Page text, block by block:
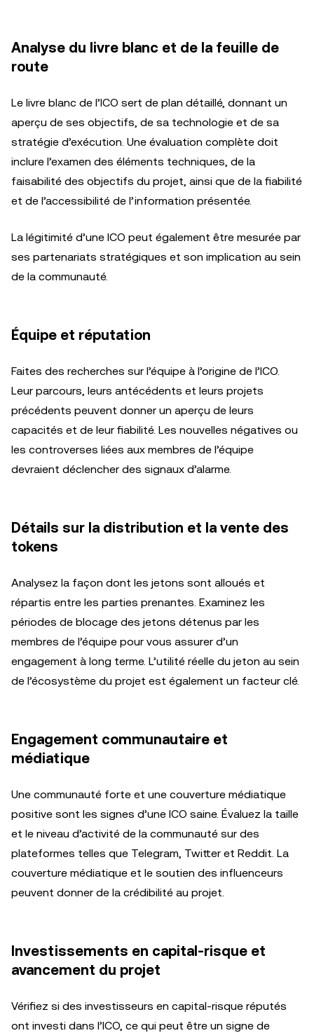
Analyse du livre blanc et de la feuille de
route
Le livre blanc de l’ICO sert de plan détaillé, donnant un
aperçu de ses objectifs, de sa technologie et de sa
stratégie d’exécution. Une évaluation complète doit
inclure l’examen des éléments techniques, de la
faisabilité des objectifs du projet, ainsi que de la fiabilité
et de l’accessibilité de l’information présentée.
La légitimité d’une ICO peut également être mesurée par
ses partenariats stratégiques et son implication au sein
de la communauté.
Équipe et réputation
Faites des recherches sur l’équipe à l’origine de l’ICO.
Leur parcours, leurs antécédents et leurs projets
précédents peuvent donner un aperçu de leurs
capacités et de leur fiabilité. Les nouvelles négatives ou
les controverses liées aux membres de l’équipe
devraient déclencher des signaux d’alarme.
Détails sur la distribution et la vente des
tokens
Analysez la façon dont les jetons sont alloués et
répartis entre les parties prenantes. Examinez les
périodes de blocage des jetons détenus par les
membres de l’équipe pour vous assurer d’un
engagement à long terme. L’utilité réelle du jeton au sein
de l’écosystème du projet est également un facteur clé.
Engagement communautaire et
médiatique
Une communauté forte et une couverture médiatique
positive sont les signes d’une ICO saine. Évaluez la taille
et le niveau d’activité de la communauté sur des
plateformes telles que Telegram, Twitter et Reddit. La
couverture médiatique et le soutien des influenceurs
peuvent donner de la crédibilité au projet.
Investissements en capital-risque et
avancement du projet
Vérifiez si des investisseurs en capital-risque réputés
ont investi dans l’ICO, ce qui peut être un signe de